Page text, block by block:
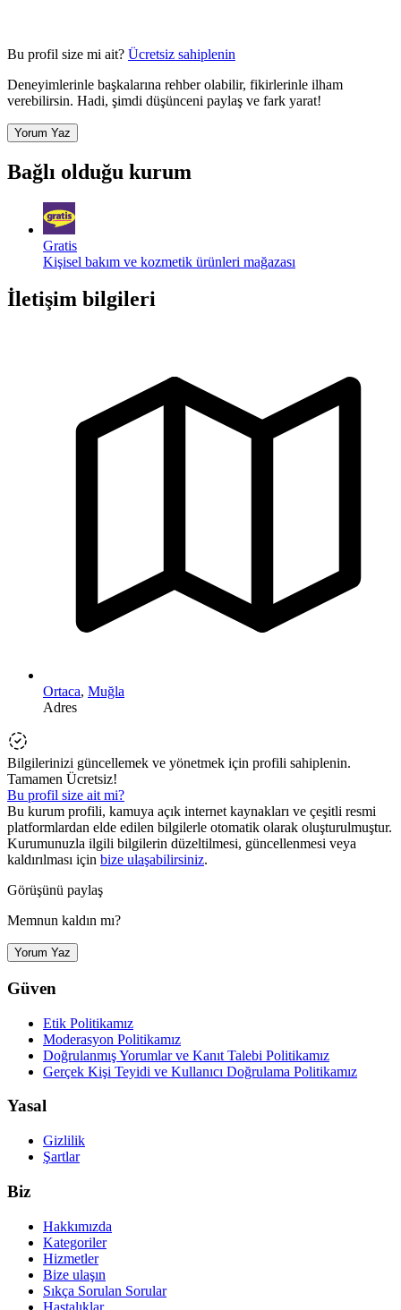
Bu profil size mi ait? Ücretsiz sahiplenin
Deneyimlerinle başkalarına rehber olabilir, fikirlerinle ilham
verebilirsin. Hadi, şimdi düşünceni paylaş ve fark yarat!
Yorum Yaz
Bağlı olduğu kurum
Gratis
Kişisel bakım ve kozmetik ürünleri mağazası
İletişim bilgileri
Ortaca, Muğla
Adres
Bilgilerinizi güncellemek ve yönetmek için profili sahiplenin.
Tamamen Ücretsiz!
Bu profil size ait mi?
Bu kurum profili, kamuya açık internet kaynakları ve çeşitli resmi
platformlardan elde edilen bilgilerle otomatik olarak oluşturulmuştur.
Kurumunuzla ilgili bilgilerin düzeltilmesi, güncellenmesi veya
kaldırılması için bize ulaşabilirsiniz.
Görüşünü paylaş
Memnun kaldın mı?
Yorum Yaz
Güven
Etik Politikamız
Moderasyon Politikamız
Doğrulanmış Yorumlar ve Kanıt Talebi Politikamız
Gerçek Kişi Teyidi ve Kullanıcı Doğrulama Politikamız
Yasal
Gizlilik
Şartlar
Biz
Hakkımızda
Kategoriler
Hizmetler
Bize ulaşın
Sıkça Sorulan Sorular
Hastalıklar